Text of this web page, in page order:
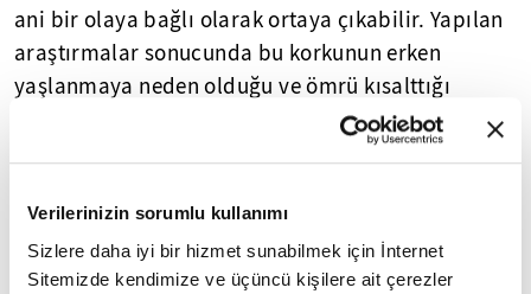
Verilerinizin sorumlu kullanımı
Sizlere daha iyi bir hizmet sunabilmek için İnternet
Sitemizde kendimize ve üçüncü kişilere ait çerezler
ani bir olaya bağlı olarak ortaya çıkabilir. Yapılan
araştırmalar sonucunda bu korkunun erken
yaşlanmaya neden olduğu ve ömrü kısalttığı
seyreder. Bu konuyla ilgili fareler üzerinde yapılan
bir araştırmada, neofobisi olan farelerin yerleri
değiştirilir ve tepkileri gözlenir. Yer değişimi